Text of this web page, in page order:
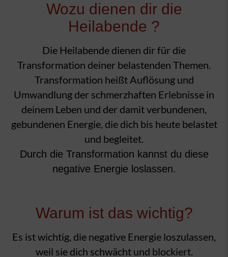
Wozu dienen dir die
Heilabende ?
Die Heilabende dienen dir für die
Transformation deiner belastenden Themen.
Transformation heißt Auflösung und
Umwandlung der schmerzhaften Erlebnisse in
deinem Leben und der damit verbundenen,
gebundenen Energie, die dich bis heute belastet
und begleitet.
Durch die Transformation kannst du diese
negative Energie loslassen.
Warum ist das wichtig?
Es ist wichtig, die negative Energie loszulassen,
weil sie dich schwächt und blockiert.